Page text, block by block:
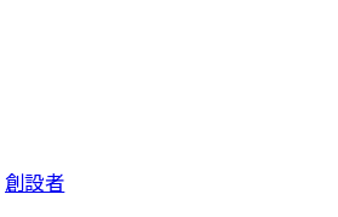
創設者